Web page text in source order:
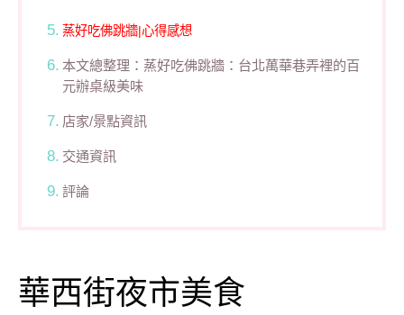
蒸好吃佛跳牆|心得感想
本文總整理：蒸好吃佛跳牆：台北萬華巷弄裡的百
元辦桌級美味
店家/景點資訊
交通資訊
評論
華西街夜市美食